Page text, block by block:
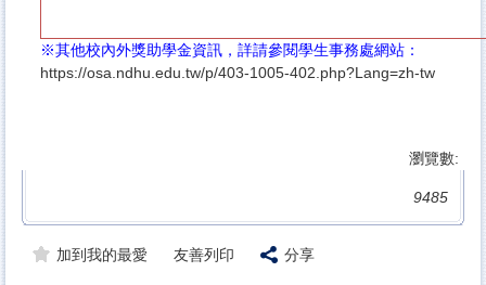
※其他校內外獎助學金資訊，詳請參閱學生事務處網站：
https://osa.ndhu.edu.tw/p/403-1005-402.php?Lang=zh-tw
瀏覽數:
9485
加到我的最愛 友善列印 分享